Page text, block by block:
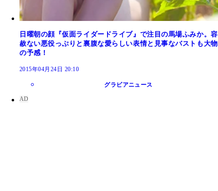
日曜朝の顔『仮面ライダードライブ』で注目の馬場ふみか。容
赦ない悪役っぷりと裏腹な愛らしい表情と見事なバストも大物
の予感！
2015年04月24日 20:10
グラビアニュース